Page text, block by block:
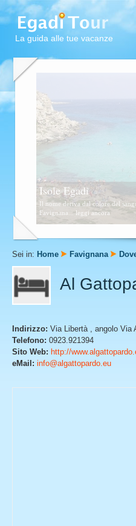
La guida alle tue vacanze
Favignana
Questa zona è formata da scogli
Sei in: Home Favignana
Al
Indirizzo: Via Libertà , angolo Via
Telefono: 0923.921394
Sito Web: http://
eMail: info@algattopardo.eu